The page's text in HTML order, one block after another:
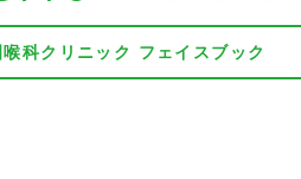
科クリニック フェイスブック